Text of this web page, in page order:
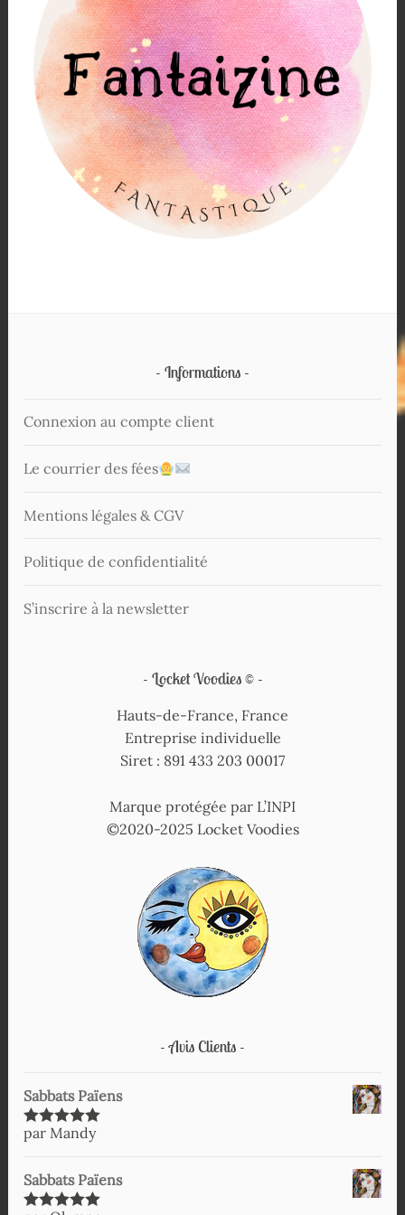
Informations
Connexion au compte client
Le courrier des fées
Mentions légales & CGV
Politique de confidentialité
S’inscrire à la newsletter
Locket Voodies ©
Hauts-de-France, France
Entreprise individuelle
Siret : 891 433 203 00017
Marque protégée par L’INPI
©2020-2025 Locket Voodies
Avis Clients
Sabbats Païens
Note5sur
par Mandy
Sabbats Païens